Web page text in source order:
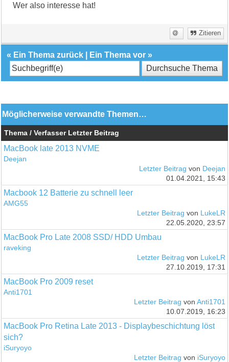
Wer also interesse hat!
Zitieren
« Ein Thema zurück Ein Thema vor »
Möglicherweise verwandte Themen…
Thema / Verfasser Letzter Beitrag
MacBook late 2013 NVME
Deejan
Letzter Beitrag von Deejan
01.04.2021, 15:43
Macbook 12 Batterie zu schnell leer
AMG55
Letzter Beitrag von LukeLR
22.05.2020, 23:57
MacBook Pro Late 2008 SSD/ HDD Umbau
raveking
Letzter Beitrag von LukeLR
27.10.2019, 17:31
MacBook Pro 2009 reset
Anti1701
Letzter Beitrag von Anti1701
10.07.2019, 16:23
MacBook Pro Retina Late 2013 - Displaybeschichtung löst
sich?
iSuryoyo
Letzter Beitrag von iSuryoyo